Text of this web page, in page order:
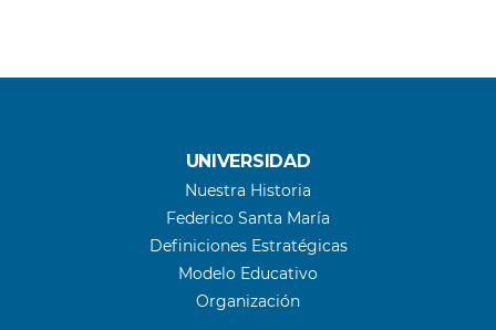
UNIVERSIDAD
Nuestra Historia
Federico Santa María
Definiciones Estratégicas
Modelo Educativo
Organización